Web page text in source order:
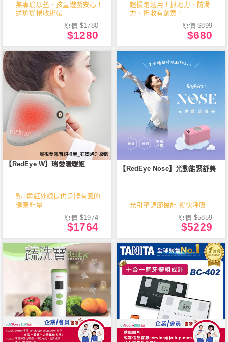
無毒瑜珈墊、孩童遊戲安心！
送瑜珈捲收綁帶
原價 $1780
$1280
超慢跑適用！抓地力、防滑
力、折收有創意！
原價 $899
$680
【RedEye W】瑞愛暖暖姬
熱+遠紅外線提供身體有感的
健康能量
原價 $1974
$1764
【RedEye Nose】光動能緊舒美
光引擎調節機能 暢快呼吸
原價 $5859
$5229